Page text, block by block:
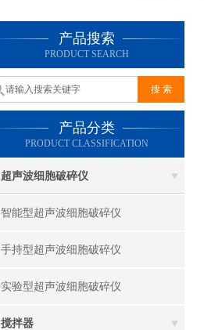
产品搜索
PRODUCT SEARCH
产品分类
PRODUCT CLASSIFICATION
超声波细胞破碎仪
智能型超声波细胞破碎仪
手持型超声波细胞破碎仪
实验型超声波细胞破碎仪
搅拌器